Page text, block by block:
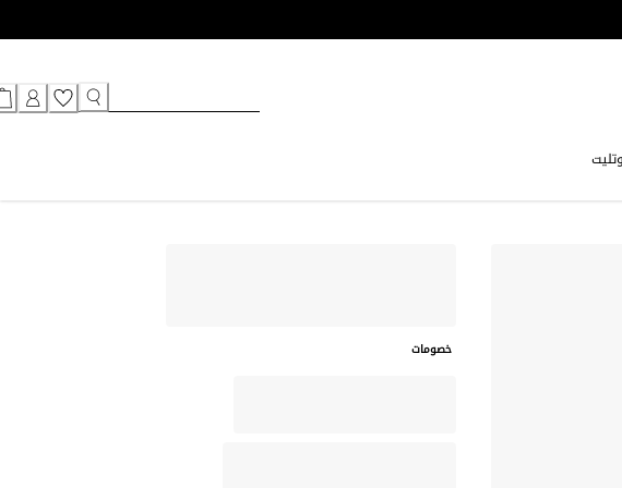
خصومات